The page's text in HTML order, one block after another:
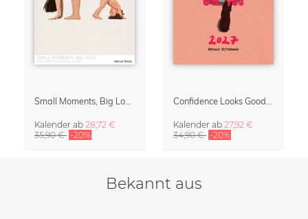
Kalender ab 28,72 €
35,90 € -20%
Kalender ab 27,92 €
34,90 € -20%
Bekannt aus